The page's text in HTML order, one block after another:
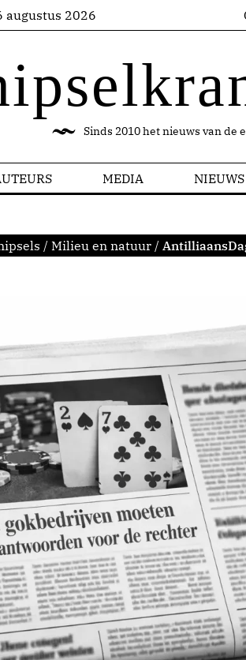
augustus 2026
Sinds 2010 het nieuws van de
MEDIA NIEUWS
/ Milieu en natuur /